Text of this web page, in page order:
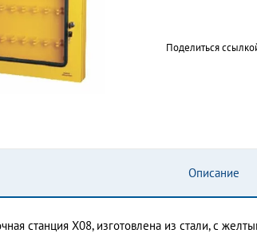
Поделиться
Описание
станция X08, изготовлена из стали, с